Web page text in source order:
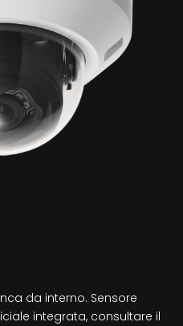
da interno. Sensore
integrata, consultare il